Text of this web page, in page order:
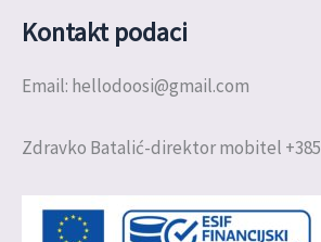
Kontakt podaci
Email: hellodoosi@gmail.com
Zdravko Batalić-direktor mobitel +385